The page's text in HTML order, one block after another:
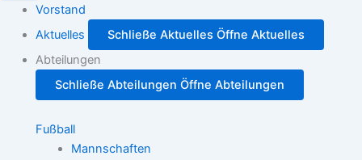
Vorstand
Aktuelles
Schließe Aktuelles Öffne Aktuelles
Abteilungen
Schließe Abteilungen Öffne Abteilungen
Fußball
Mannschaften